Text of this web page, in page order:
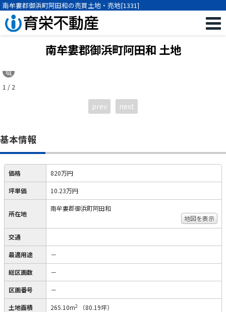
南牟婁郡御浜町阿田和の売買土地・売地[1331]
南牟婁郡御浜町阿田和 土地
1 / 2
prev next
基本情報
価格 820万円
坪単価 10.23万円
所在地
南牟婁郡御浜町阿田和
地図を表示
交通
最適用途 －
総区画数 －
区画番号 －
土地面積 265.10m2 （80.19坪）